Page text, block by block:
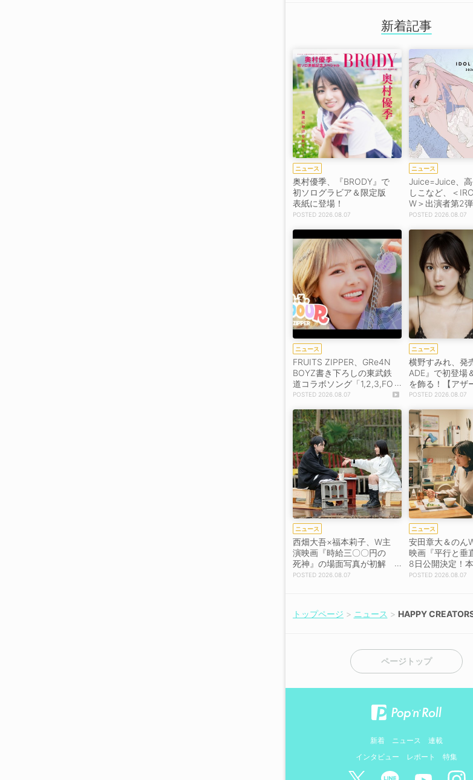
新着記事
ニュース
奥村優季、『BRODY』で
初ソログラビア＆限定版
表紙に登場！
2026.08.07
ニュース
Juice=Juice、
しこなど、＜
W＞出演者第2弾
2026.08.07
ニュース
FRUITS ZIPPER、GRe4N
BOYZ書き下ろしの東武鉄
道コラボソング「1,2,3,FO
OOOUR」をリリース＆M
2026.08.07
ニュース
横野すみれ、発
ADE』で初登場
を飾る！【アザ
掲載】 2026.08.07
ニュース
西畑大吾×福本莉子、W主
演映画『時給三〇〇円の
死神』の場面写真が初解
禁！
2026.08.07
ニュース
安田章大＆のん
映画『平行と垂
8日公開決定！
場面写真が初解
2026.08.07
トップページ ニュース
HAPPY
ページトップ
新着 ニュース
連載
インタビュー
レポート 特集